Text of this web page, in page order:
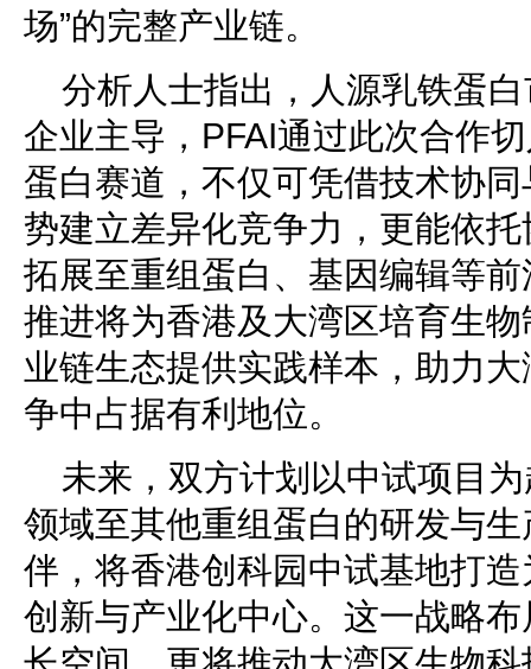
场”的完整产业链。
分析人士指出，人源乳铁蛋
企业主导，PFAI通过此次合作
蛋白赛道，不仅可凭借技术协
势建立差异化竞争力，更能依
拓展至重组蛋白、基因编辑等
推进将为香港及大湾区培育生
业链生态提供实践样本，助力
争中占据有利地位。
未来，双方计划以中试项目
领域至其他重组蛋白的研发与
伴，将香港创科园中试基地打
创新与产业化中心。这一战略